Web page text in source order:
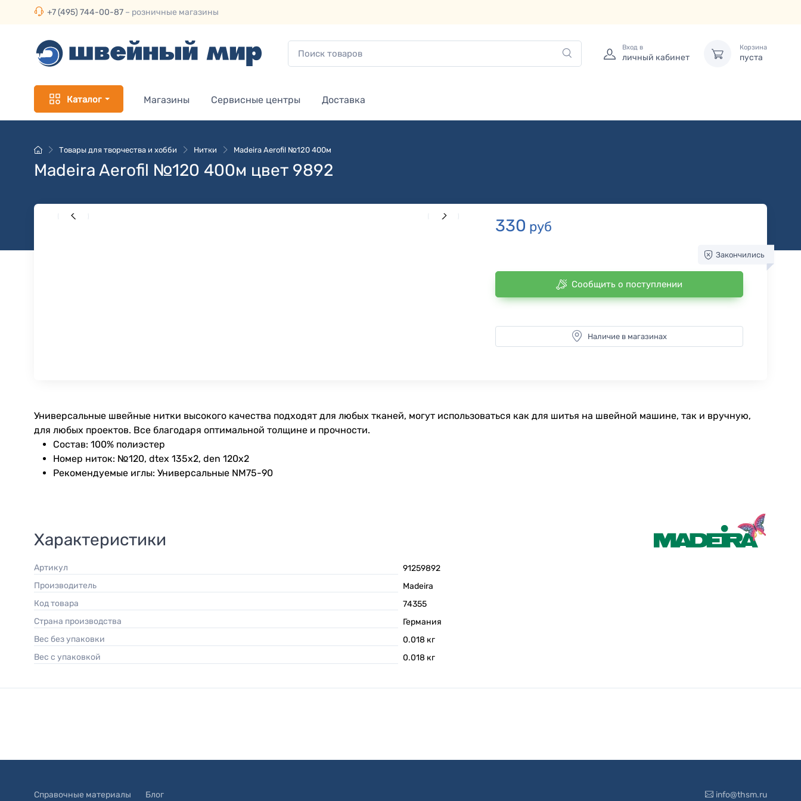
+7 (495) 744-00-87 – розничные магазины
Вход в
личный кабинет
Корзина
пуста
Каталог Магазины Сервисные центры Доставка
Товары для творчества и хобби Нитки Madeira Aerofil №120 400м
Madeira Aerofil №120 400м цвет 9892
330 руб
Закончились
Сообщить о поступлении
Наличие в магазинах
Универсальные швейные нитки высокого качества подходят для любых тканей, могут использоваться как для шитья на швейной машине, так и вручную,
для любых проектов. Все благодаря оптимальной толщине и прочности.
Состав: 100% полиэстер
Номер ниток: №120, dtex 135x2, den 120x2
Рекомендуемые иглы: Универсальные NM75-90
Характеристики
Артикул
91259892
Производитель
Madeira
Код товара
74355
Страна производства
Германия
Вес без упаковки
0.018 кг
Вес с упаковкой
0.018 кг
Справочные материалы Блог info@thsm.ru